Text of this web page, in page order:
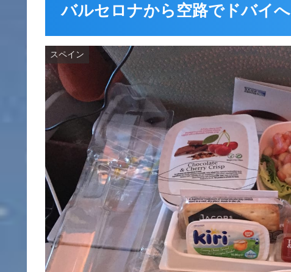
バルセロナから空路でドバイへ
スペイン